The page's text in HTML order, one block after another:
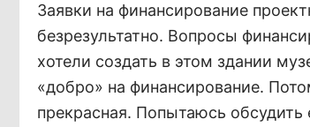
Заявки на финансирование
безрезультатно. Вопросы
хотели создать в этом здании
«добро» на финансирование.
прекрасная. Попытаюсь